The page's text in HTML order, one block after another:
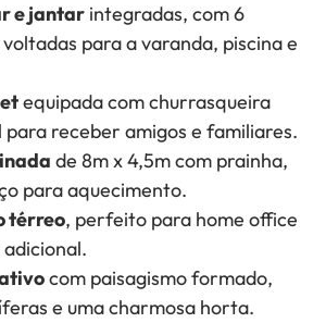
e jantar integradas, com 6
para a varanda, piscina e
equipada com churrasqueira
para receber amigos e familiares.
de 8m x 4,5m com prainha,
para aquecimento.
térreo, perfeito para home office
adicional.
com paisagismo formado,
e uma charmosa horta.